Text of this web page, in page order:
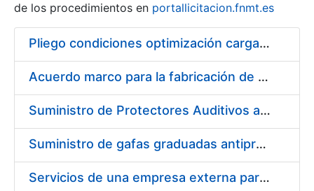
Show/Hide
de los procedimientos en portallicitacion.fnmt.es
Pliego condiciones optimización cargas compras firmado
Acuerdo marco para la fabricación de piezas
Suministro de Protectores Auditivos a medida para las personas trabajadoras de los Centros de Trabajo de Madrid y Burgos
Suministro de gafas graduadas antiproyecciones para los trabajadores de la FNMT-RCM en los centros de trabajo de Madrid y Burgos
Servicios de una empresa externa para el asesoramiento y resolución de los recursos de alzada que se presentan relacionados con procesos de selección para la FNMT-RCM